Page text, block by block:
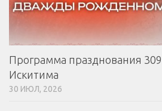
Программа празднования
Искитима
30 ИЮЛ, 2026